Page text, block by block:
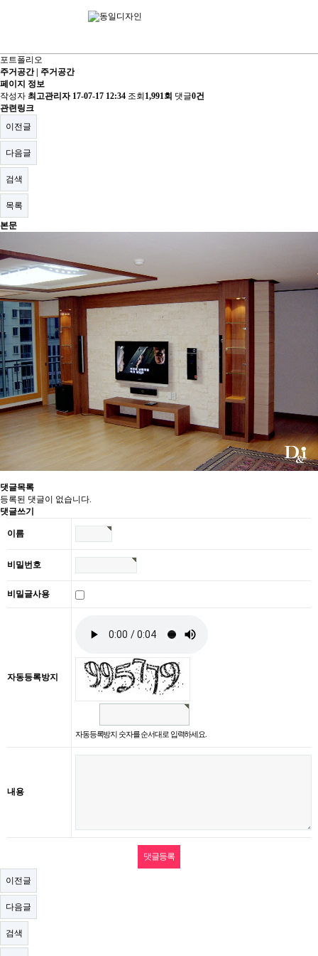
포트폴리오
견적의뢰
고객센터
포트폴리오
주거공간 | 주거공간
페이지 정보
작성자 최고관리자 17-07-17 12:34 조회 1,991회 댓글0건
관련링크
이전글
다음글
검색
목록
본문
댓글목록
등록된 댓글이 없습니다.
댓글쓰기
이름
비밀번호
비밀글사용
자동등록방지
자동등록방지 숫자를 순서대로 입력하세요.
내용
이전글
다음글
검색